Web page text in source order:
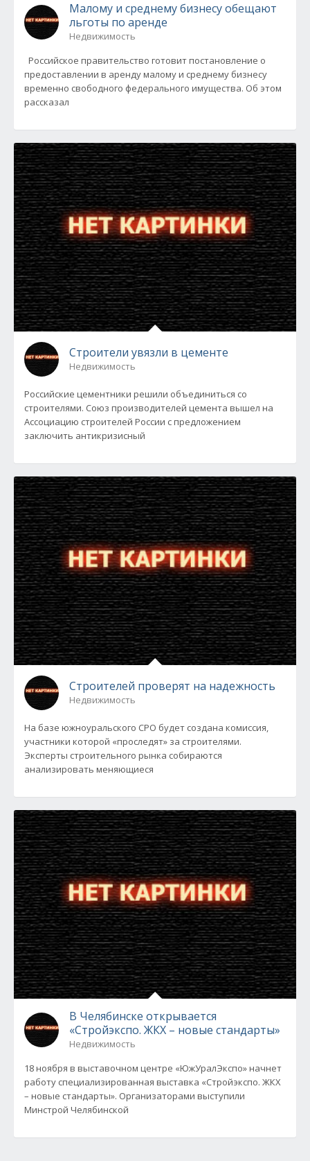
Малому и среднему бизнесу обещают
льготы по аренде
Недвижимость
Российское правительство готовит постановление о
предоставлении в аренду малому и среднему бизнесу
временно свободного федерального имущества. Об этом
рассказал
Строители увязли в цементе
Недвижимость
Российские цементники решили объединиться со
строителями. Союз производителей цемента вышел на
Ассоциацию строителей России с предложением
заключить антикризисный
Строителей проверят на надежность
Недвижимость
На базе южноуральского СРО будет создана комиссия,
участники которой «проследят» за строителями.
Эксперты строительного рынка собираются
анализировать меняющиеся
В Челябинске открывается
«Стройэкспо. ЖКХ – новые стандарты»
Недвижимость
18 ноября в выставочном центре «ЮжУралЭкспо» начнет
работу специализированная выставка «Стройэкспо. ЖКХ
– новые стандарты». Организаторами выступили
Минстрой Челябинской